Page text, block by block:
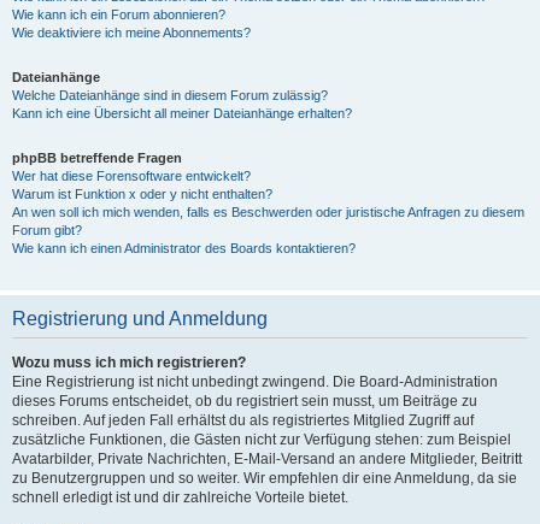
Wie kann ich ein Forum abonnieren?
Wie deaktiviere ich meine Abonnements?
Dateianhänge
Welche Dateianhänge sind in diesem Forum zulässig?
Kann ich eine Übersicht all meiner Dateianhänge erhalten?
phpBB betreffende Fragen
Wer hat diese Forensoftware entwickelt?
Warum ist Funktion x oder y nicht enthalten?
An wen soll ich mich wenden, falls es Beschwerden oder juristische Anfragen zu diesem
Forum gibt?
Wie kann ich einen Administrator des Boards kontaktieren?
Registrierung und Anmeldung
Wozu muss ich mich registrieren?
Eine Registrierung ist nicht unbedingt zwingend. Die Board-Administration
dieses Forums entscheidet, ob du registriert sein musst, um Beiträge zu
schreiben. Auf jeden Fall erhältst du als registriertes Mitglied Zugriff auf
zusätzliche Funktionen, die Gästen nicht zur Verfügung stehen: zum Beispiel
Avatarbilder, Private Nachrichten, E-Mail-Versand an andere Mitglieder, Beitritt
zu Benutzergruppen und so weiter. Wir empfehlen dir eine Anmeldung, da sie
schnell erledigt ist und dir zahlreiche Vorteile bietet.